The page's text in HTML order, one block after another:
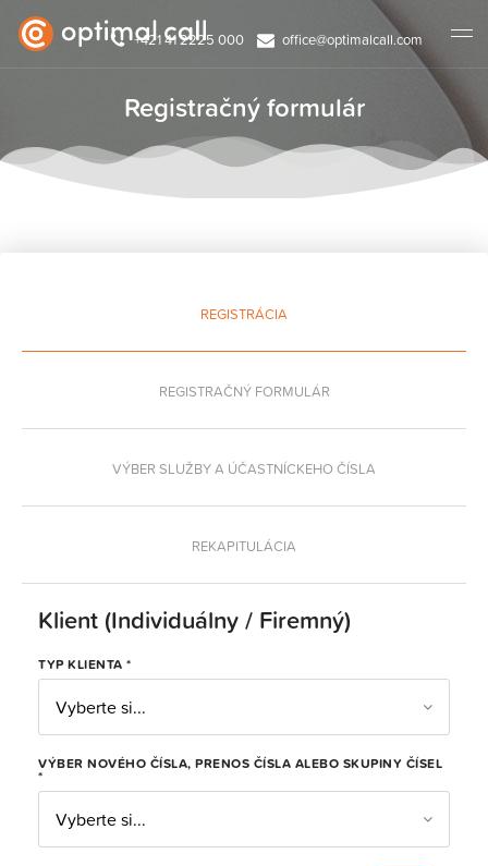
+421 41 2225 000 office@optimalcall.com
Registračný formulár
REGISTRÁCIA
REGISTRAČNÝ FORMULÁR
VÝBER SLUŽBY A ÚČASTNÍCKEHO ČÍSLA
REKAPITULÁCIA
Klient (Individuálny / Firemný)
TYP KLIENTA *
Vyberte si...
VÝBER NOVÉHO ČÍSLA, PRENOS ČÍSLA ALEBO SKUPINY ČÍSEL
*
Vyberte si...